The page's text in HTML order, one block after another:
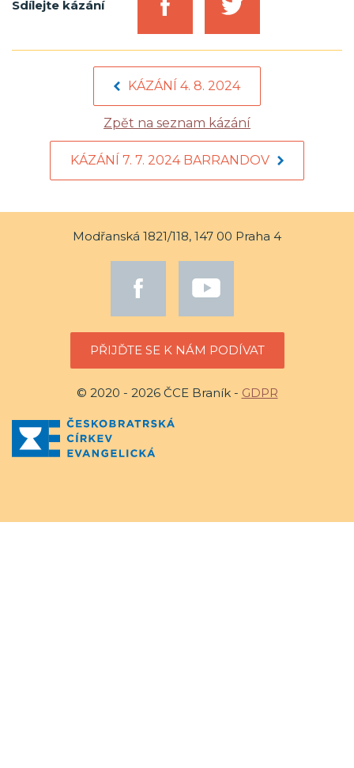
Sdílejte kázání
KÁZÁNÍ 4. 8. 2024
Zpět na seznam kázání
KÁZÁNÍ 7. 7. 2024 BARRANDOV
Modřanská 1821/118, 147 00 Praha 4
PŘIJĎTE SE K NÁM PODÍVAT
© 2020 - 2026 ČCE Braník - GDPR